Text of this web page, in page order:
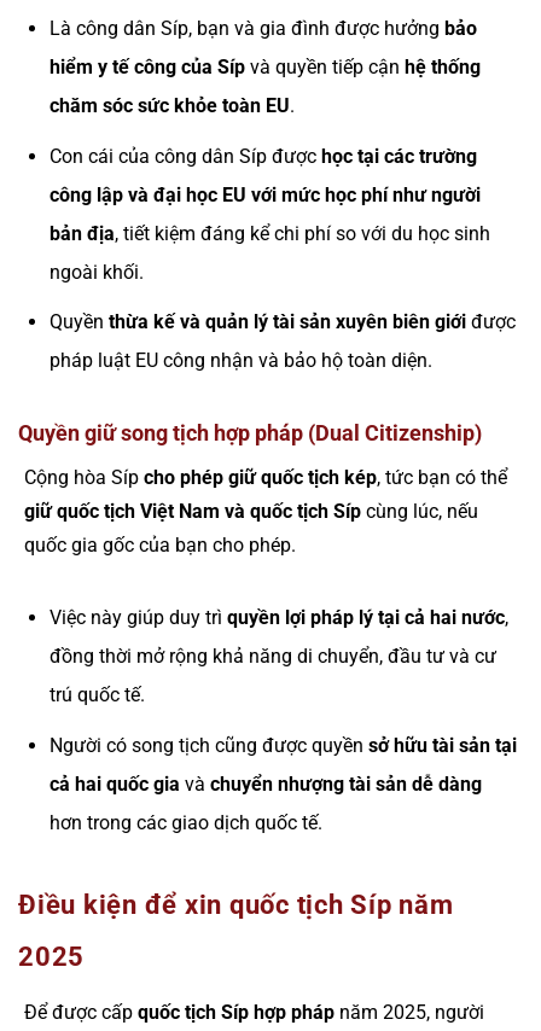
Là công dân Síp, bạn và gia đình được hưởng bảo
hiểm y tế công của Sípvà quyền tiếp cận hệ thống
chăm sóc sức khỏe toàn EU.
Con cái của công dân Síp được học tại các trường
công lập và đại học EU với mức học phí như người
bản địa, tiết kiệm đáng kể chi phí so với du học sinh
ngoài khối.
Quyền thừa kế và quản lý tài sản xuyên biên giớiđược
pháp luật EU công nhận và bảo hộ toàn diện.
Quyền giữ song tịch hợp pháp (Dual Citizenship)
Cộng hòa Síp cho phép giữ quốc tịch kép, tức bạn có thể
giữ quốc tịch Việt Nam và quốc tịch Síp cùng lúc, nếu
quốc gia gốc của bạn cho phép.
Việc này giúp duy trì quyền lợi pháp lý tại cả hai nước,
đồng thời mở rộng khả năng di chuyển, đầu tư và cư
trú quốc tế.
Người có song tịch cũng được quyền sở hữu tài sản tại
cả hai quốc gia và chuyển nhượng tài sản dễ dàng
hơn trong các giao dịch quốc tế.
Điều kiện để xin quốc tịch Síp năm
2025
Để được cấp quốc tịch Síp hợp pháp năm 2025, người